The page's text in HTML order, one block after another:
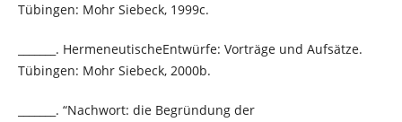
Tübingen: Mohr Siebeck, 1999c.
_______. HermeneutischeEntwürfe: Vorträge und Aufsätze.
Tübingen: Mohr Siebeck, 2000b.
_______. “Nachwort: die Begründung der